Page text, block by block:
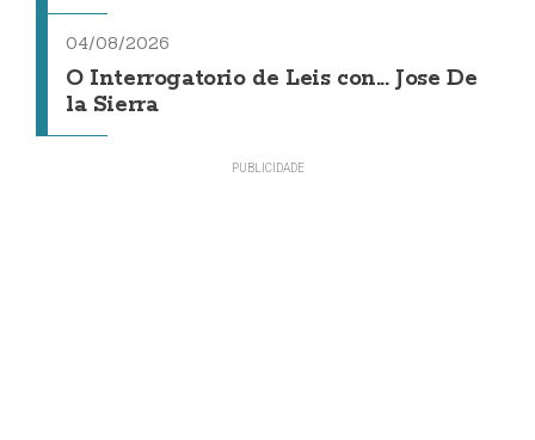
04/08/2026
O Interrogatorio de Leis con... Jose De
la Sierra